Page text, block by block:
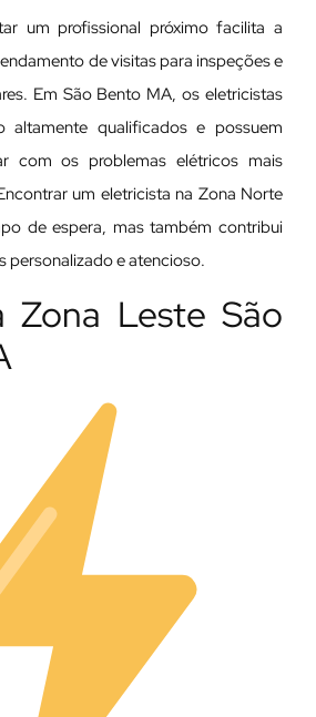
um profissional próximo facilita a
de visitas para inspeções e
Em São Bento MA, os eletricistas
altamente qualificados e possuem
com os problemas elétricos mais
um eletricista na Zona Norte
de espera, mas também contribui
personalizado e atencioso.
Zona Leste São